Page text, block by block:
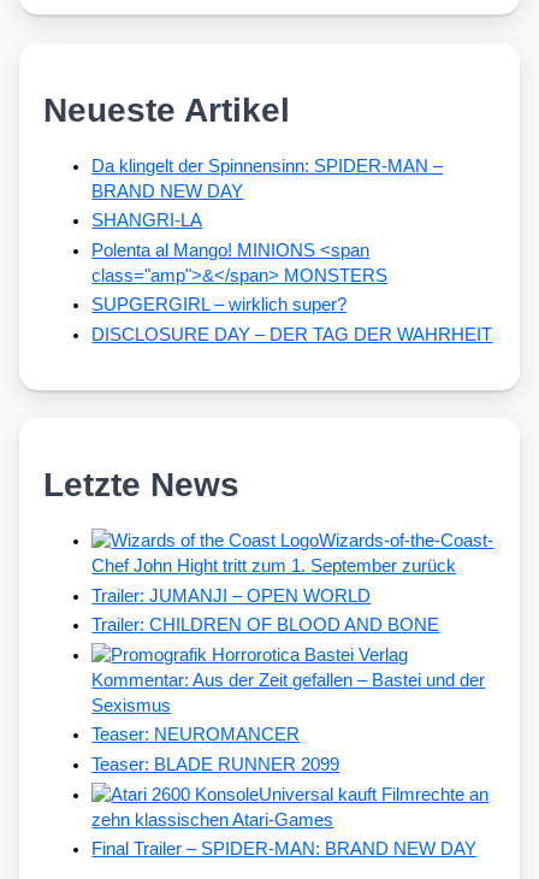
Neueste Artikel
Da klingelt der Spinnensinn: SPIDER-MAN –
BRAND NEW DAY
SHANGRI-LA
Polenta al Mango! MINIONS <span
class="amp">&</span> MONSTERS
SUPGERGIRL – wirklich super?
DISCLOSURE DAY – DER TAG DER WAHRHEIT
Letzte News
Wizards-of-the-Coast-
Chef John Hight tritt zum 1. September zurück
Trailer: JUMANJI – OPEN WORLD
Trailer: CHILDREN OF BLOOD AND BONE
Kommentar: Aus der Zeit gefallen – Bastei und der
Sexismus
Teaser: NEUROMANCER
Teaser: BLADE RUNNER 2099
Universal kauft Filmrechte an
zehn klassischen Atari-Games
Final Trailer – SPIDER-MAN: BRAND NEW DAY